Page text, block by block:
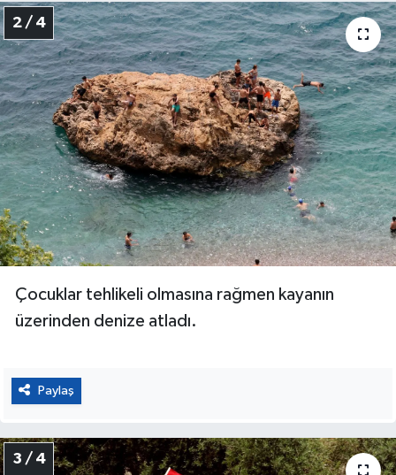
2 / 4
Çocuklar tehlikeli olmasına rağmen kayanın
üzerinden denize atladı.
Paylaş
3 / 4